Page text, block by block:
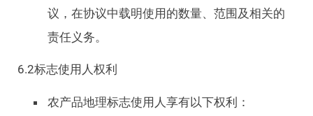
议，在协议中载明使用的数量、范围及相关的
责任义务。
6.2标志使用人权利
农产品地理标志使用人享有以下权利：